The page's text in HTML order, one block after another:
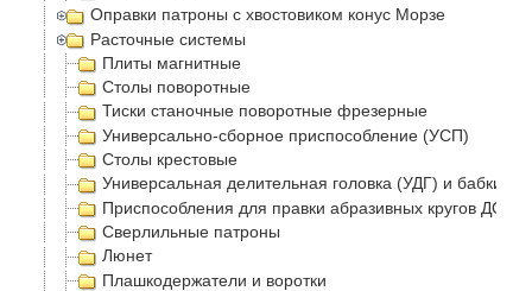
Оправки патроны с хвостовиком конус Морзе
Расточные системы
Плиты магнитные
Столы поворотные
Тиски станочные поворотные фрезерные
Универсально-сборное приспособление (УСП)
Столы крестовые
Универсальная делительная головка (УДГ) и бабки
Приспособления для правки абразивных кругов ДО-
Сверлильные патроны
Люнет
Плашкодержатели и воротки